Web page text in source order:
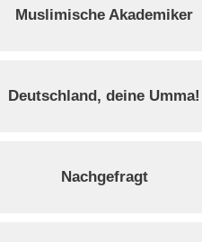
Muslimische Akademiker
Deutschland, deine Umma!
Nachgefragt